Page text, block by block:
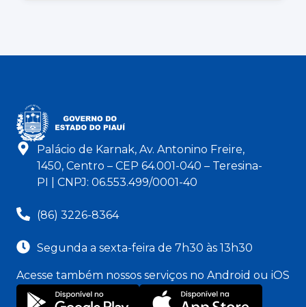
Palácio de Karnak, Av. Antonino Freire,
1450, Centro – CEP 64.001-040 – Teresina-
PI | CNPJ: 06.553.499/0001-40
(86) 3226-8364
Segunda a sexta-feira de 7h30 às 13h30
Acesse também nossos serviços no Android ou iOS